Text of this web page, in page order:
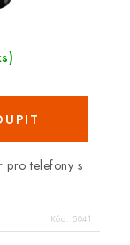
pro telefony s
Kód: 5041